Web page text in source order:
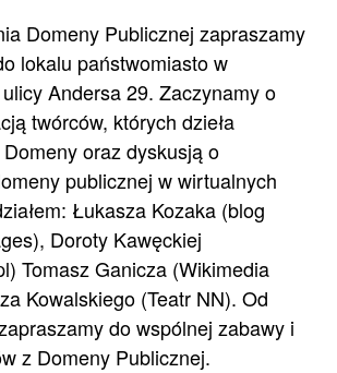
Domeny Publicznej zapraszamy
lokalu państwomiasto w
Andersa 29. Zaczynamy o
twórców, których dzieła
oraz dyskusją o
publicznej w wirtualnych
Łukasza Kozaka (blog
Doroty Kawęckiej
Tomasz Ganicza (Wikimedia
Kowalskiego (Teatr NN). Od
do wspólnej zabawy i
z Domeny Publicznej.